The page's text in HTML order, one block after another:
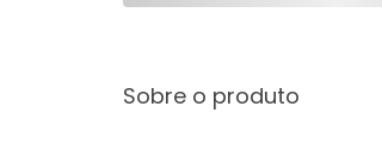
Sobre o produto